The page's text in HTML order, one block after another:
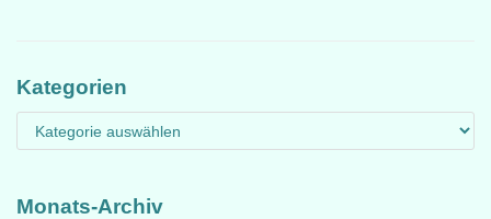
Kategorien
Monats-Archiv